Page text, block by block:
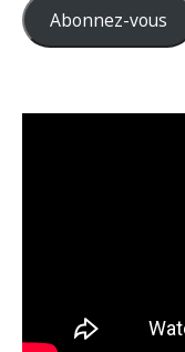
Abonnez-vous